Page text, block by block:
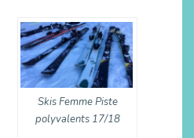
Skis Femme Piste
polyvalents 17/18